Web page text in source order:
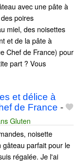
avec une pâte à
poires
miel, des noisettes
et de la pâte à
Chef de France) pour
part ? Vous
et délice à
de France -
Gluten
noisette
gâteau parfait pour le
régalée. Je l'ai